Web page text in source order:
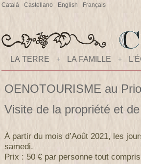
Català Castellano English Français
LA TERRE + LA FAMILLE +
OENOTOURISME au
Visite de la propriété et
À partir du mois d’Août 2021, les
samedi.
Prix : 50 € par personne tout